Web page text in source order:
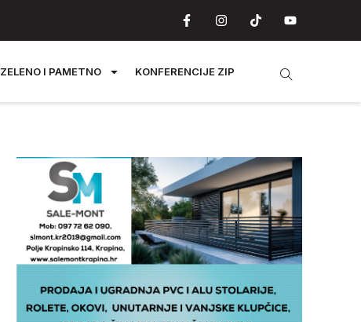
ZELENO I PAMETNO KONFERENCIJE ZIP